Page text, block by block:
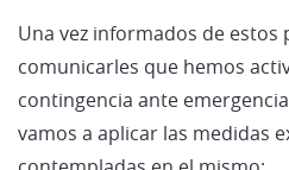
Una vez informados de
comunicarles que hemos
contingencia ante
vamos a aplicar las medidas